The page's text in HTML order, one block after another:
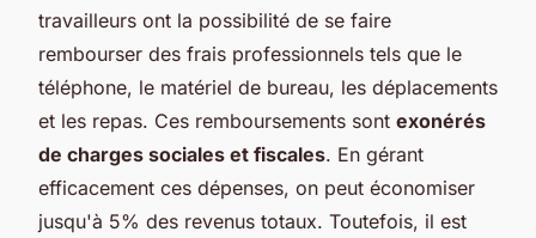
travailleurs ont la possibilité de se faire
rembourser des frais professionnels tels que le
téléphone, le matériel de bureau, les déplacements
et les repas. Ces remboursements sont exonérés
de charges sociales et fiscales. En gérant
efficacement ces dépenses, on peut économiser
jusqu'à 5% des revenus totaux. Toutefois, il est